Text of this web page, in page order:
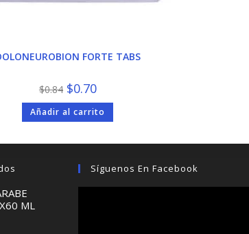
FORTE TABS
$0.84 El
precio
original
era:
$0.84.
$0.70El
precio
actual
es:
$0.70.
Añadir al carrito
ML
Síguenos En Facebook